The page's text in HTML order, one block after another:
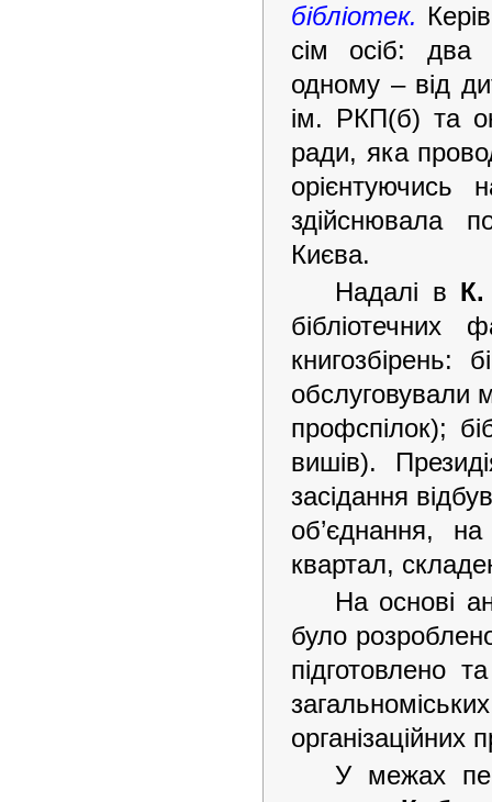
бібліотек.
сім осіб: два
одному – від
ім. РКП(б) та
ради, яка
орієнтуючись
здійснювала
Києва.
Надалі в
бібліотечних
книгозбірень:
обслуговували
профспілок);
вишів).
засідання
об’єднання,
квартал,
На основі
було
підготовлено
організаційних
У межах